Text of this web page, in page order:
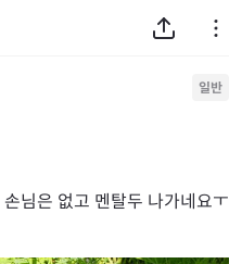
일반
님은 없고 멘탈두 나가네요ㅜ